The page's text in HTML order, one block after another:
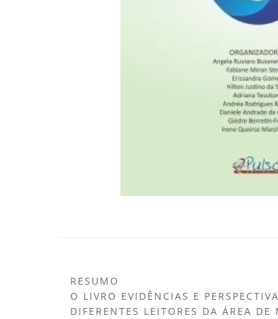
RESUMO
O LIVRO EVIDÊNCIAS E
DIFERENTES LEITORES DA ÁREA